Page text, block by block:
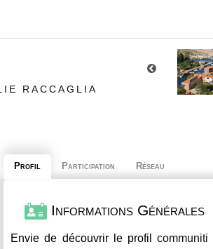
RACCAGLIA
Profil Participation Réseau
Informations Générales
Envie de découvrir le profilcommuniti